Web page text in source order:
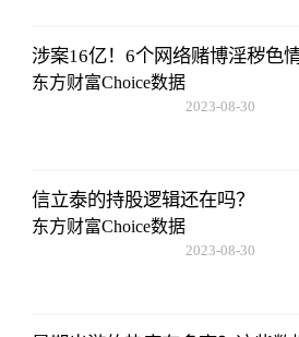
涉案16亿！6个网络赌博淫秽色
东方财富Choice数据
2023-08-30
信立泰的持股逻辑还在吗？
东方财富Choice数据
2023-08-30